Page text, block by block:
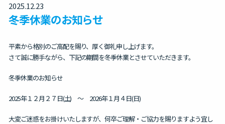
2025.12.23
冬季休業のお知らせ
平素から格別のご高配を賜り、厚く御礼申し上げます。
さて誠に勝手ながら、下記の期間を冬季休業とさせていただきます。
冬季休業のお知らせ
2025年１２月２７日(土) ～ 2026年１月４日(日)
大変ご迷惑をお掛けいたしますが、何卒ご理解・ご協力を賜りますよう宜し